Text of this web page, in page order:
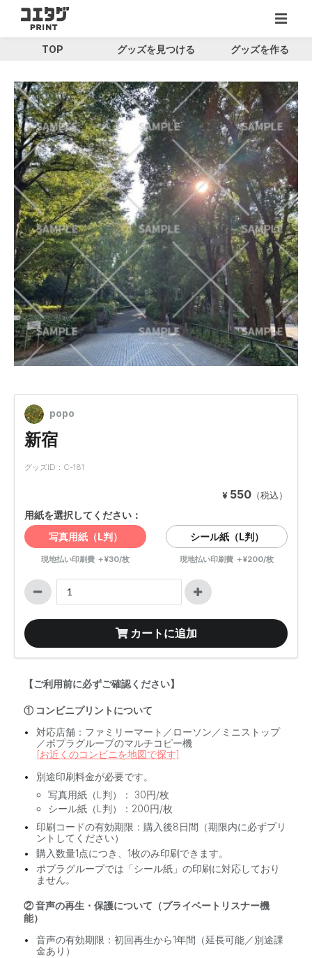
TOP グッズを見つける グッズを作る
popo
新宿
グッズID：C-181
¥ 550 （税込）
用紙を選択してください：
写真用紙（L判）
現地払い印刷費 ＋¥30/枚
シール紙（L判）
現地払い印刷費 ＋¥200/枚
カートに追加
【ご利用前に必ずご確認ください】
① コンビニプリントについて
対応店舗：ファミリーマート／ローソン／ミニストップ
／ポプラグループのマルチコピー機
[お近くのコンビニを地図で探す]
別途印刷料金が必要です。
写真用紙（L判）： 30円/枚
シール紙（L判）：200円/枚
印刷コードの有効期限：購入後8日間（期限内に必ずプリ
ントしてください）
購入数量1点につき、1枚のみ印刷できます。
ポプラグループでは「シール紙」の印刷に対応しており
ません。
② 音声の再生・保護について（プライベートリスナー機
能）
音声の有効期限：初回再生から1年間（延長可能／別途課
金あり）